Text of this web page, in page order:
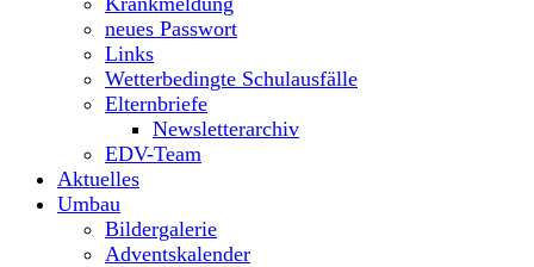
neues Passwort
Links
Wetterbedingte Schulausfälle
Elternbriefe
Newsletterarchiv
EDV-Team
Aktuelles
Umbau
Bildergalerie
Adventskalender